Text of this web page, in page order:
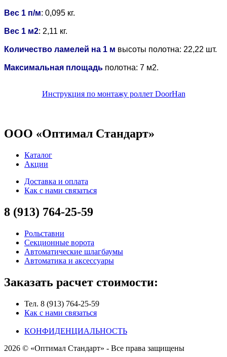
Вес 1 п/м: 0,095 кг.
Вес 1 м2: 2,11 кг.
Количество ламелей на 1 м высоты полотна: 22,22 шт.
Максимальная площадь полотна: 7 м2.
Инструкция по монтажу роллет DoorHan
ООО «Оптимал Стандарт»
Каталог
Акции
Доставка и оплата
Как с нами связаться
8 (913) 764-25-59
Рольставни
Секционные ворота
Автоматические шлагбаумы
Автоматика и аксессуары
Заказать расчет стоимости:
Тел. 8 (913) 764-25-59
Как с нами связаться
КОНФИДЕНЦИАЛЬНОСТЬ
2026 © «Оптимал Стандарт» - Все права защищены